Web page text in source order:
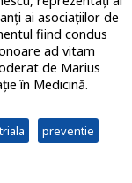
ai asociațiilor de
fiind condus
ad vitam
de Marius
în Medicină.
preventie